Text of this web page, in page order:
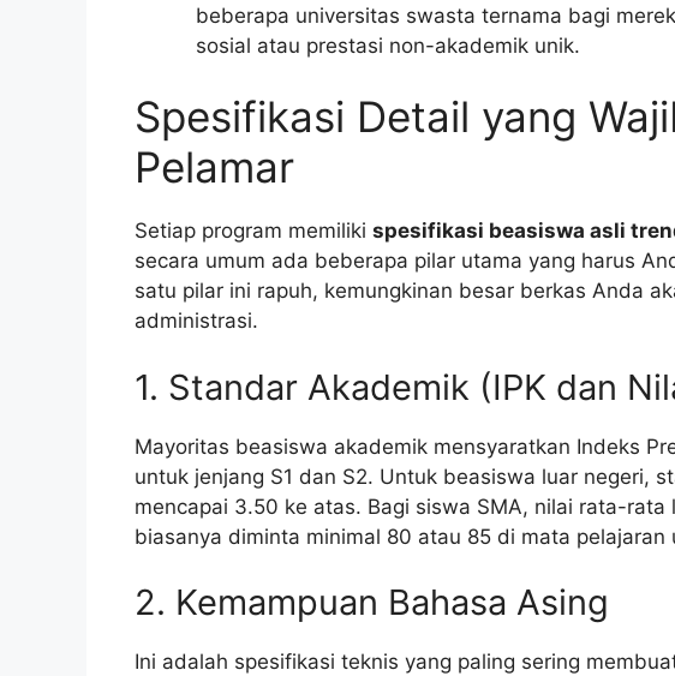
beberapa universitas swasta ternama bagi
sosial atau prestasi non-akademik unik.
Spesifikasi Detail yang
Pelamar
Setiap program memiliki spesifikasi beasiswa asli
secara umum ada beberapa pilar utama yang harus
satu pilar ini rapuh, kemungkinan besar berkas Anda
administrasi.
1. Standar Akademik (IPK dan
Mayoritas beasiswa akademik mensyaratkan Indeks
untuk jenjang S1 dan S2. Untuk beasiswa luar negeri,
mencapai 3.50 ke atas. Bagi siswa SMA, nilai rata-rata
biasanya diminta minimal 80 atau 85 di mata pelajaran
2. Kemampuan Bahasa Asing
Ini adalah spesifikasi teknis yang paling sering